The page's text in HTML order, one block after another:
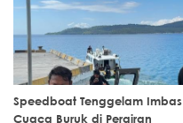
Speedboat Tenggelam Imbas
Cuaca Buruk di Perairan